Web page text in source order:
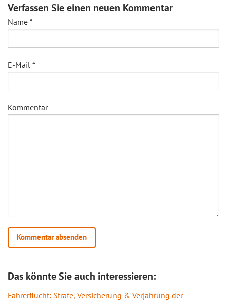
Verfassen Sie einen neuen Kommentar
Name *
E-Mail *
Kommentar
Das könnte Sie auch interessieren:
Fahrerflucht: Strafe, Versicherung & Verjährung der